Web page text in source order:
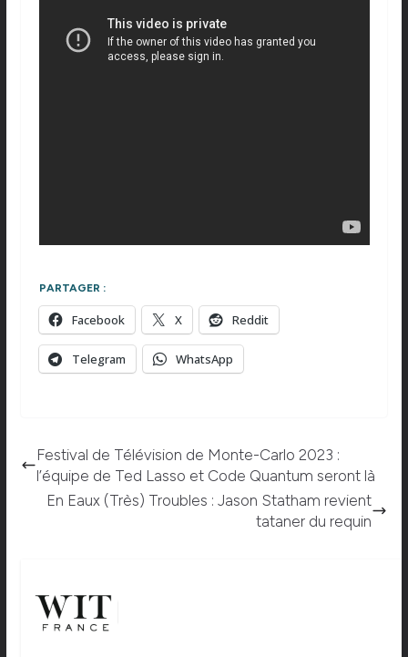
PARTAGER :
Facebook X Reddit
Telegram WhatsApp
Festival de Télévision de Monte-Carlo 2023 :
l’équipe de Ted Lasso et Code Quantum seront là
En Eaux (Très) Troubles : Jason Statham revient
tataner du requin